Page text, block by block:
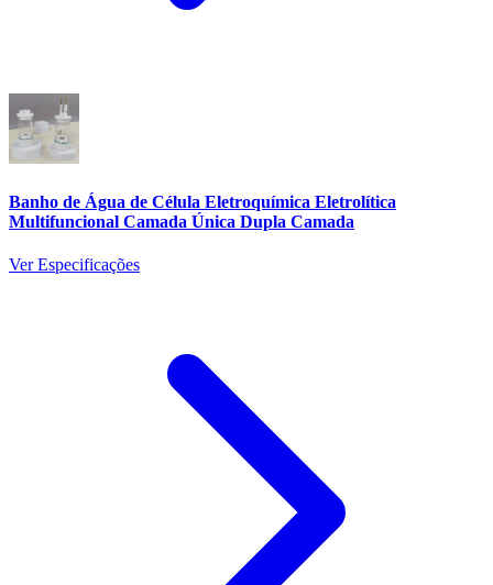
Banho de Água de Célula Eletroquímica Eletrolítica
Multifuncional Camada Única Dupla Camada
Ver Especificações